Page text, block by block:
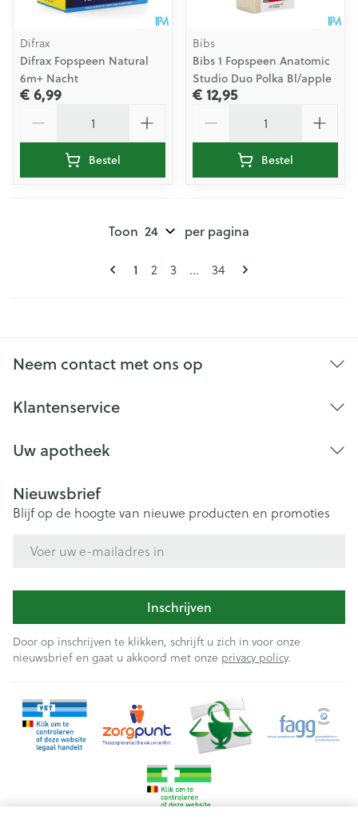
Difrax
Difrax Fopspeen Natural
6m+ Nacht
€ 6,99
Bestel
Bibs
Bibs 1 Fopspeen Anatomic
Studio Duo Polka Bl/apple
€ 12,95
Bestel
Pagina's
U lees momenteel pagina
1 Pagina
2 Pagina
3 ... Pagina
34
Toon per pagina
Neem contact met ons op
Klantenservice
Uw apotheek
Nieuwsbrief
Blijf op de hoogte van nieuwe producten en promoties
Inschrijven
Door op inschrijven te klikken, schrijft u zich in voor onze
nieuwsbrief en gaat u akkoord met onze privacy policy.